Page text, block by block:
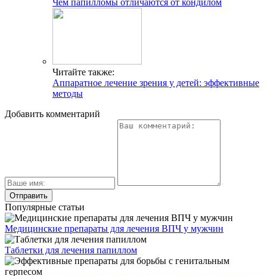
Чем папилломы отличаются от кондилом
Читайте также:
Аппаратное лечение зрения у детей: эффективные
методы
Добавить комментарий
Популярные статьи
Медицинские препараты для лечения ВПЧ у мужчин
Таблетки для лечения папиллом